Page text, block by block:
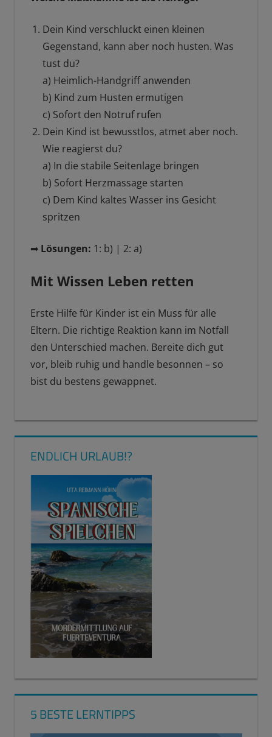
Dein Kind verschluckt einen kleinen
Gegenstand, kann aber noch husten. Was
tust du?
a) Heimlich-Handgriff anwenden
b) Kind zum Husten ermutigen
c) Sofort den Notruf rufen
Dein Kind ist bewusstlos, atmet aber noch.
Wie reagierst du?
a) In die stabile Seitenlage bringen
b) Sofort Herzmassage starten
c) Dem Kind kaltes Wasser ins Gesicht
spritzen
➡ Lösungen: 1: b) | 2: a)
Mit Wissen Leben retten
Erste Hilfe für Kinder ist ein Muss für alle
Eltern. Die richtige Reaktion kann im Notfall
den Unterschied machen. Bereite dich gut
vor, bleib ruhig und handle besonnen – so
bist du bestens gewappnet.
ERSTE
NASENBLUTEN
VERBRENNUNG
ENDLICH URLAUB!?
5 BESTE LERNTIPPS